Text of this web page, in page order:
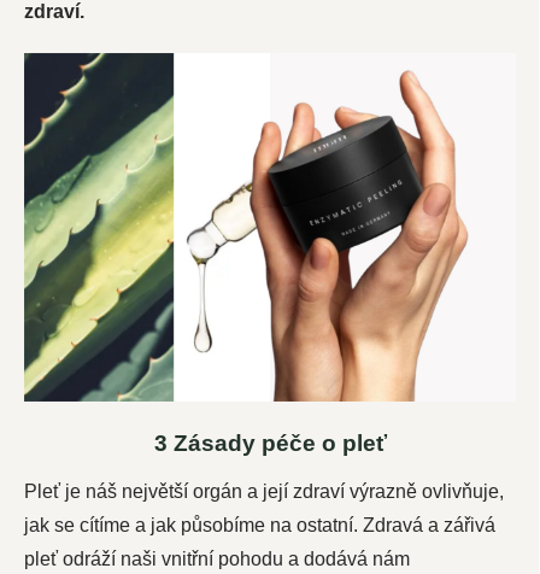
zdraví.
3 Zásady péče o pleť
Pleť je náš největší orgán a její zdraví výrazně ovlivňuje,
jak se cítíme a jak působíme na ostatní. Zdravá a zářivá
pleť odráží naši vnitřní pohodu a dodává nám